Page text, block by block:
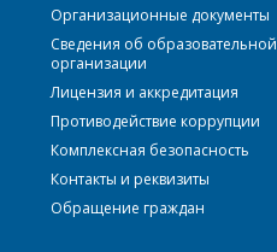
Организационные документы
Сведения об образовательной
организации
Лицензия и аккредитация
Противодействие коррупции
Комплексная безопасность
Контакты и реквизиты
Обращение граждан